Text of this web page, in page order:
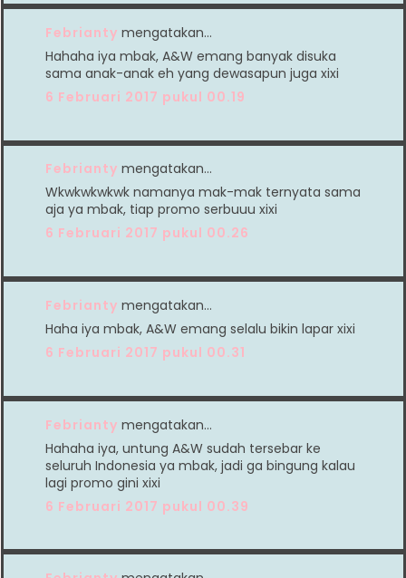
Febrianty mengatakan…
Hahaha iya mbak, A&W emang banyak disuka
sama anak-anak eh yang dewasapun juga xixi
6 Februari 2017 pukul 00.19
Febrianty mengatakan…
Wkwkwkwkwk namanya mak-mak ternyata sama
aja ya mbak, tiap promo serbuuu xixi
6 Februari 2017 pukul 00.26
Febrianty mengatakan…
Haha iya mbak, A&W emang selalu bikin lapar xixi
6 Februari 2017 pukul 00.31
Febrianty mengatakan…
Hahaha iya, untung A&W sudah tersebar ke
seluruh Indonesia ya mbak, jadi ga bingung kalau
lagi promo gini xixi
6 Februari 2017 pukul 00.39